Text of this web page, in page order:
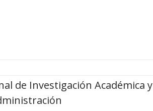
de Investigación Académica y